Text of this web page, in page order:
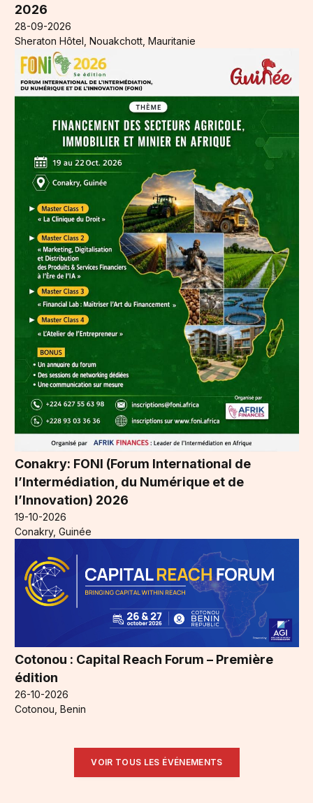
2026
28-09-2026
Sheraton Hôtel, Nouakchott, Mauritanie
Conakry: FONI (Forum International de
l’Intermédiation, du Numérique et de
l’Innovation) 2026
19-10-2026
Conakry, Guinée
Cotonou : Capital Reach Forum – Première
édition
26-10-2026
Cotonou, Benin
VOIR TOUS LES ÉVÉNEMENTS